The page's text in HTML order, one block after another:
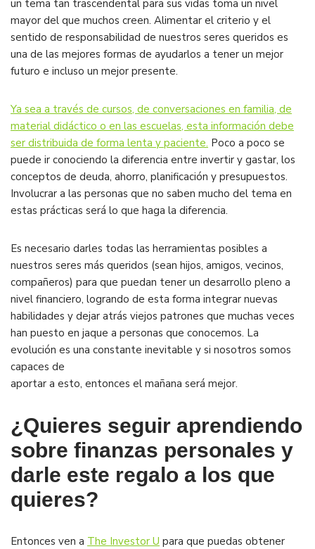
un tema tan trascendental para sus vidas toma un nivel
mayor del que muchos creen. Alimentar el criterio y el
sentido de responsabilidad de nuestros seres queridos es
una de las mejores formas de ayudarlos a tener un mejor
futuro e incluso un mejor presente.
Ya sea a través de cursos, de conversaciones en familia, de
material didáctico o en las escuelas, esta información debe
ser distribuida de forma lenta y paciente. Poco a poco se
puede ir conociendo la diferencia entre invertir y gastar, los
conceptos de deuda, ahorro, planificación y presupuestos.
Involucrar a las personas que no saben mucho del tema en
estas prácticas será lo que haga la diferencia.
Es necesario darles todas las herramientas posibles a
nuestros seres más queridos (sean hijos, amigos, vecinos,
compañeros) para que puedan tener un desarrollo pleno a
nivel financiero, logrando de esta forma integrar nuevas
habilidades y dejar atrás viejos patrones que muchas veces
han puesto en jaque a personas que conocemos. La
evolución es una constante inevitable y si nosotros somos
capaces de
aportar a esto, entonces el mañana será mejor.
¿Quieres seguir aprendiendo
sobre finanzas personales y
darle este regalo a los que
quieres?
Entonces ven a The Investor U para que puedas obtener